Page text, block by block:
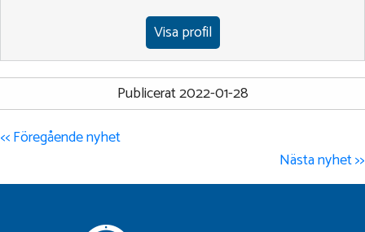
Visa profil
Publicerat 2022-01-28
<< Föregående nyhet
Nästa nyhet >>